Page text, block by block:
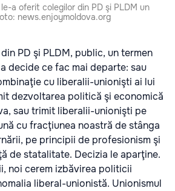
a oferit colegilor din PD şi PLDM un
news.enjoymoldova.org
PD şi PLDM, public, un termen
decide ce fac mai departe: sau
cu liberalii-unionişti ai lui
dezvoltarea politică şi economică
sau trimit liberalii-unionişti pe
cu fracţiunea noastră de stânga
pe principii de profesionism şi
de statalitate. Decizia le aparţine.
noi cerem izbăvirea politicii
liberal-unionistă. Unionismul